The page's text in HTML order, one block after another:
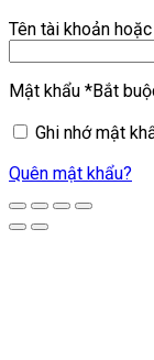
Tên tài khoản
Mật khẩu *Bắt
Ghi nhớ mật
Quên mật khẩu?